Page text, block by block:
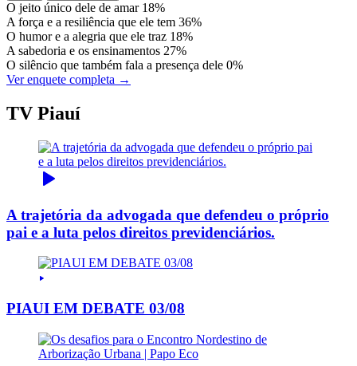
O jeito único dele de amar 18%
A força e a resiliência que ele tem 36%
O humor e a alegria que ele traz 18%
A sabedoria e os ensinamentos 27%
O silêncio que também fala a presença dele 0%
Ver enquete completa →
TV Piauí
A trajetória da advogada que defendeu o próprio
pai e a luta pelos direitos previdenciários.
PIAUI EM DEBATE 03/08